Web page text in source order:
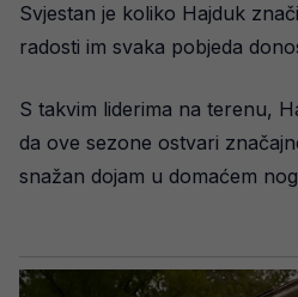
Svjestan je koliko Hajduk
radosti im svaka pobjeda
S takvim liderima na terenu,
da ove sezone ostvari
snažan dojam u domaćem